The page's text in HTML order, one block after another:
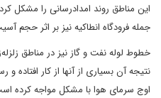
جمله فرودگاه انطاکیه نیز بر اثر حجم
خطوط لوله نفت و گاز نیز در مناطق
نتیجه آن بسیاری از آنها از کار افتاده
اوج سرمای هوا با مشکل مواجه کرده